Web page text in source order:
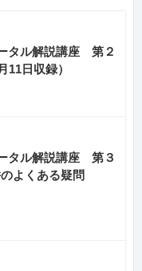
タル解説講座 第２
日収録）
タル解説講座 第３
よくある疑問